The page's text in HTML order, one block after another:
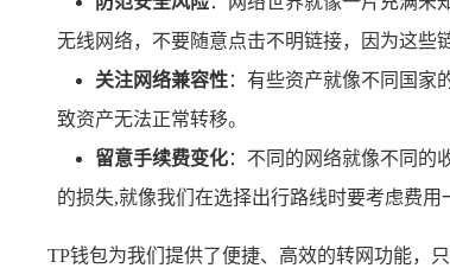
无线网络，不要随意点击不明链接，因为这些
关注网络兼容性：有些资产就像不同国家
致资产无法正常转移。
留意手续费变化：不同的网络就像不同的
的损失,就像我们在选择出行路线时要考虑费用
TP钱包为我们提供了便捷、高效的转网功能，